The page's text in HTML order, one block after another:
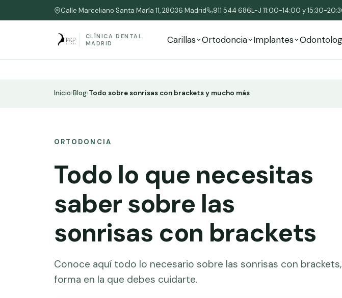
Calle Marceliano Santa María 11, 28036 Madrid 911 544 686L-J 11:00-14:00 y 15:30-
CLÍNICA DENTAL
MADRID
Carillas Ortodoncia Implantes
Inicio›Blog›Todo sobre sonrisas con brackets y mucho más
ORTODONCIA
Todo lo que necesitas
saber sobre las
sonrisas con brackets
Conoce aquí todo lo necesario sobre las sonrisas con
forma en la que debes cuidarte.